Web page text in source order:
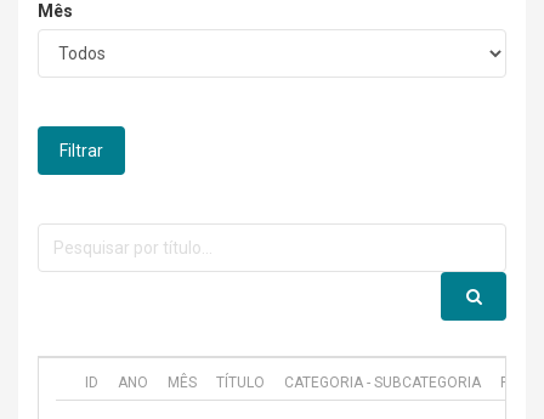
Mês
Filtrar
ID ANO MÊS TÍTULO CATEGORIA - SUBCATEGORIA